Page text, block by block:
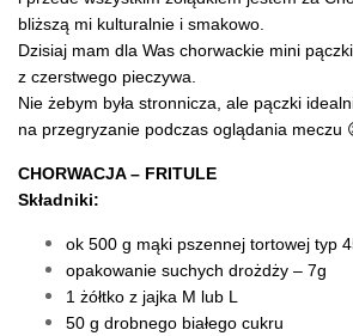
bliższą mi kulturalnie i smakowo.
Dzisiaj mam dla Was chorwackie mini
z czerstwego pieczywa.
Nie żebym była stronnicza, ale pączki
na przegryzanie podczas oglądania meczu
CHORWACJA – FRITULE
Składniki:
ok 500 g mąki pszennej tortowej typ
opakowanie suchych drożdży – 7g
1 żółtko z jajka M lub L
50 g drobnego białego cukru